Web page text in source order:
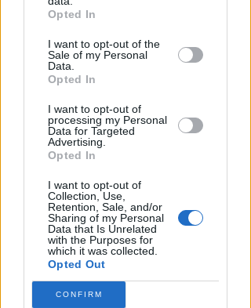
by us to third parties on the IAB’s List of
Downstream Participants that may
further disclose it to other third parties.
Opted In
I want to opt-out of the
Sale of my Personal
Data.
Opted In
I want to opt-out of
processing my Personal
Data for Targeted
Advertising.
Opted In
I want to opt-out of
Collection, Use,
Retention, Sale, and/or
Sharing of my Personal
Data that Is Unrelated
with the Purposes for
which it was collected.
Opted Out
CONFIRM
COSTO DI 392 MILA EURO
San Giuliano: ok al progetto per
il nuovo capanno e la
passeggiata sul fiume
Redazione